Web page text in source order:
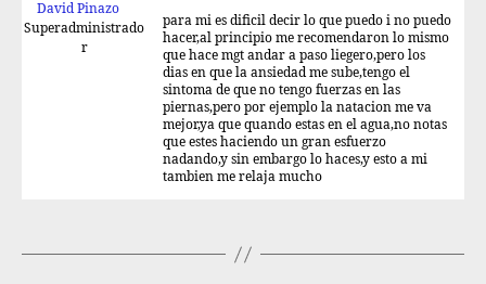
David Pinazo
Superadministrado
r
para mi es dificil decir lo que puedo i no puedo
hacer,al principio me recomendaron lo mismo
que hace mgt andar a paso liegero,pero los
dias en que la ansiedad me sube,tengo el
sintoma de que no tengo fuerzas en las
piernas,pero por ejemplo la natacion me va
mejor,ya que quando estas en el agua,no notas
que estes haciendo un gran esfuerzo
nadando,y sin embargo lo haces,y esto a mi
tambien me relaja mucho